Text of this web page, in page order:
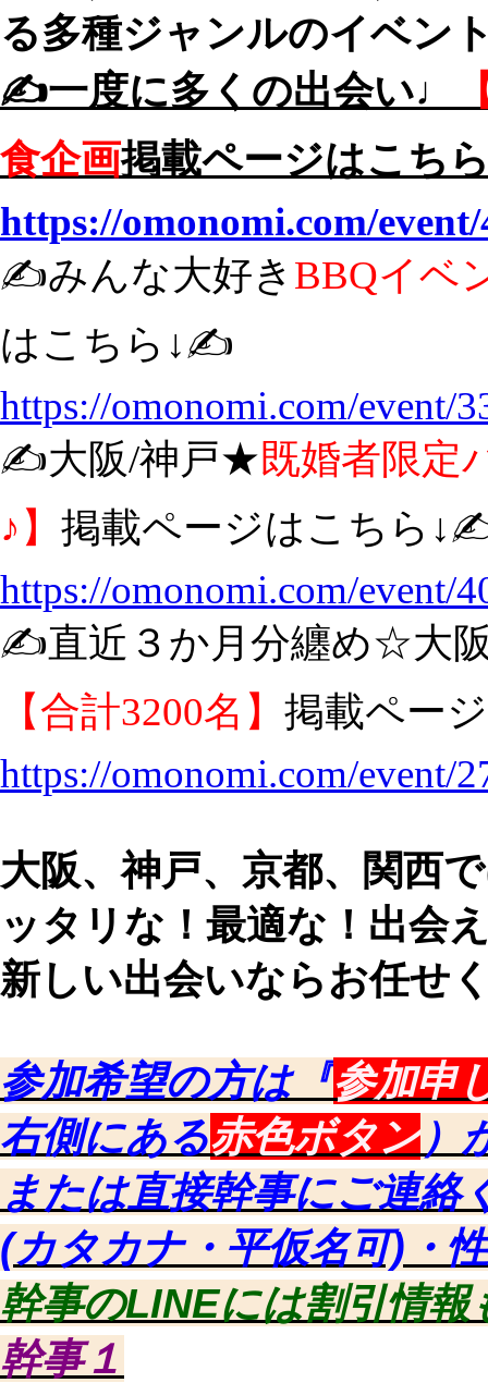
る多種ジャンルのイベン
✍️一度に多くの出会い♩
食企画掲載ページはこち
https://omonomi.com/
✍️みんな大好き BBQイベ
はこちら↓✍️
https://omonomi.com/event/
✍️大阪/神戸★既婚者限定
♪】 掲載ページはこちら
https://omonomi.com/event/
✍️直近３か月分纏め☆大
【合計3200名】 掲載ペー
https://omonomi.com/event/
大阪、神戸、京都、関西
ッタリな！最適な！出会
新しい出会いならお任せ
参加希望の方は『参加申
右側にある赤色ボタン ）
または直接幹事にご連絡
(カタカナ・平仮名可)・
幹事のLINEには割引情
幹事１